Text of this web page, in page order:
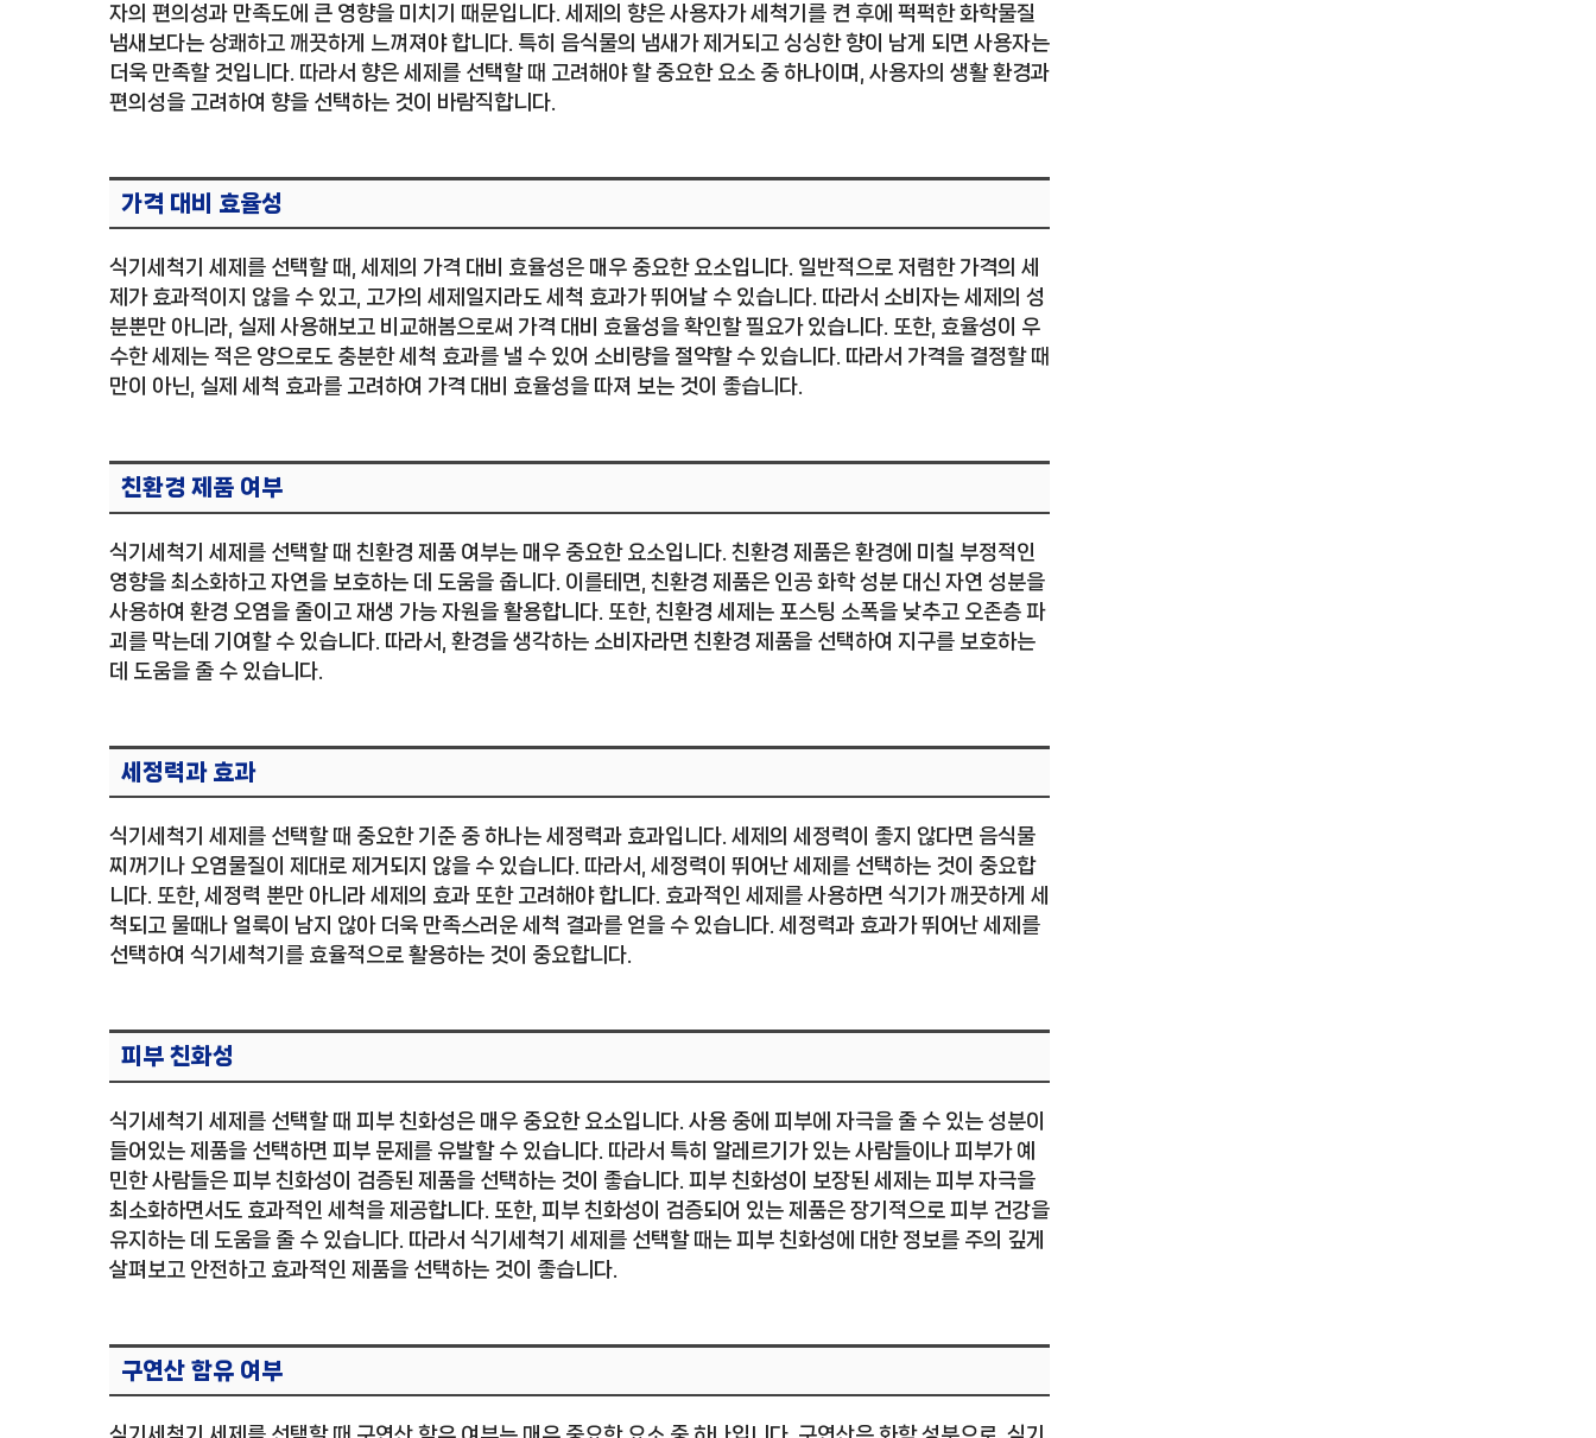
자의 편의성과 만족도에 큰 영향을 미치기 때문입니다. 세제의 향은 사용자가 세척기를 켠 후에 퍽퍽한 화학물질
냄새보다는 상쾌하고 깨끗하게 느껴져야 합니다. 특히 음식물의 냄새가 제거되고 싱싱한 향이 남게 되면 사용자는
더욱 만족할 것입니다. 따라서 향은 세제를 선택할 때 고려해야 할 중요한 요소 중 하나이며, 사용자의 생활 환경과
편의성을 고려하여 향을 선택하는 것이 바람직합니다.
가격 대비 효율성
식기세척기 세제를 선택할 때, 세제의 가격 대비 효율성은 매우 중요한 요소입니다. 일반적으로 저렴한 가격의 세
제가 효과적이지 않을 수 있고, 고가의 세제일지라도 세척 효과가 뛰어날 수 있습니다. 따라서 소비자는 세제의 성
분뿐만 아니라, 실제 사용해보고 비교해봄으로써 가격 대비 효율성을 확인할 필요가 있습니다. 또한, 효율성이 우
수한 세제는 적은 양으로도 충분한 세척 효과를 낼 수 있어 소비량을 절약할 수 있습니다. 따라서 가격을 결정할 때
만이 아닌, 실제 세척 효과를 고려하여 가격 대비 효율성을 따져 보는 것이 좋습니다.
친환경 제품 여부
식기세척기 세제를 선택할 때 친환경 제품 여부는 매우 중요한 요소입니다. 친환경 제품은 환경에 미칠 부정적인
영향을 최소화하고 자연을 보호하는 데 도움을 줍니다. 이를테면, 친환경 제품은 인공 화학 성분 대신 자연 성분을
사용하여 환경 오염을 줄이고 재생 가능 자원을 활용합니다. 또한, 친환경 세제는 포스팅 소폭을 낮추고 오존층 파
괴를 막는데 기여할 수 있습니다. 따라서, 환경을 생각하는 소비자라면 친환경 제품을 선택하여 지구를 보호하는
데 도움을 줄 수 있습니다.
세정력과 효과
식기세척기 세제를 선택할 때 중요한 기준 중 하나는 세정력과 효과입니다. 세제의 세정력이 좋지 않다면 음식물
찌꺼기나 오염물질이 제대로 제거되지 않을 수 있습니다. 따라서, 세정력이 뛰어난 세제를 선택하는 것이 중요합
니다. 또한, 세정력 뿐만 아니라 세제의 효과 또한 고려해야 합니다. 효과적인 세제를 사용하면 식기가 깨끗하게 세
척되고 물때나 얼룩이 남지 않아 더욱 만족스러운 세척 결과를 얻을 수 있습니다. 세정력과 효과가 뛰어난 세제를
선택하여 식기세척기를 효율적으로 활용하는 것이 중요합니다.
피부 친화성
식기세척기 세제를 선택할 때 피부 친화성은 매우 중요한 요소입니다. 사용 중에 피부에 자극을 줄 수 있는 성분이
들어있는 제품을 선택하면 피부 문제를 유발할 수 있습니다. 따라서 특히 알레르기가 있는 사람들이나 피부가 예
민한 사람들은 피부 친화성이 검증된 제품을 선택하는 것이 좋습니다. 피부 친화성이 보장된 세제는 피부 자극을
최소화하면서도 효과적인 세척을 제공합니다. 또한, 피부 친화성이 검증되어 있는 제품은 장기적으로 피부 건강을
유지하는 데 도움을 줄 수 있습니다. 따라서 식기세척기 세제를 선택할 때는 피부 친화성에 대한 정보를 주의 깊게
살펴보고 안전하고 효과적인 제품을 선택하는 것이 좋습니다.
구연산 함유 여부